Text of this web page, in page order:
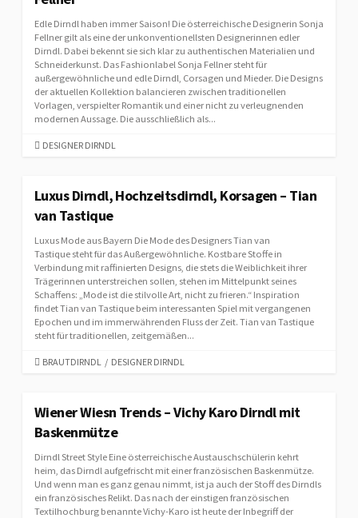
O
R
I
E
S
Edle Dirndl haben immer Saison! Die österreichische Designerin Sonja
Fellner gilt als eine der unkonventionellsten Designerinnen edler
Dirndl. Dabei bekennt sie sich klar zu authentischen Materialien und
Schneiderkunst. Das Fashionlabel Sonja Fellner steht für
außergewöhnliche und edle Dirndl, Corsagen und Mieder. Die Designs
der aktuellen Kollektion balancieren zwischen traditionellen
Vorlagen, verspielter Romantik und einer nicht zu verleugnenden
modernen Aussage. Die ausschließlich als...
C
E
O
R
I
E
S
DESIGNER DIRNDL
Luxus Dirndl, Hochzeitsdirndl, Korsagen – Tian
van Tastique
Luxus Mode aus Bayern Die Mode des Designers Tian van
Tastique steht für das Außergewöhnliche. Kostbare Stoffe in
Verbindung mit raffinierten Designs, die stets die Weiblichkeit ihrer
Trägerinnen unterstreichen sollen, stehen im Mittelpunkt seines
Schaffens: „Mode ist die stilvolle Art, nicht zu frieren.“ Inspiration
findet Tian van Tastique beim interessanten Spiel mit vergangenen
Epochen und im immerwährenden Fluss der Zeit. Tian van Tastique
steht für traditionellen, zeitgemäßen...
C
E
O
R
I
E
S
BRAUTDIRNDL / DESIGNER DIRNDL
Wiener Wiesn Trends – Vichy Karo Dirndl mit
Baskenmütze
Dirndl Street Style Eine österreichische Austauschschülerin kehrt
heim, das Dirndl aufgefrischt mit einer französischen Baskenmütze.
Und wenn man es ganz genau nimmt, ist ja auch der Stoff des Dirndls
ein französisches Relikt. Das nach der einstigen französischen
Textilhochburg benannte Vichy-Karo ist heute der Inbegriff der